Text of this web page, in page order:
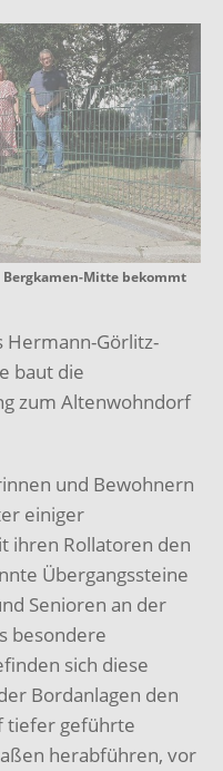
Mitte bekommt
Hermann-Görlitz-
baut die
zum Altenwohndorf
und Bewohnern
einiger
ihren Rollatoren den
Übergangssteine
Senioren an der
besondere
sich diese
Bordanlagen den
tiefer geführte
herabführen, vor